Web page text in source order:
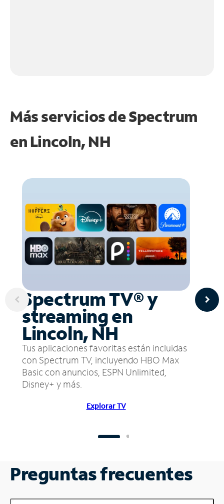
Más servicios de Spectrum
en Lincoln, NH
Spectrum TV® y
streaming en
Lincoln, NH
Tus aplicaciones favoritas están incluidas
con Spectrum TV, incluyendo HBO Max
Basic con anuncios, ESPN Unlimited,
Disney+ y más.
Explorar TV
Preguntas frecuentes